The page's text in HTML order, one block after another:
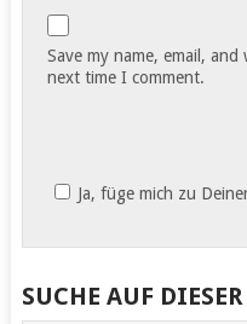
Save my name, email,
next time I comment.
Ja, füge mich zu
SUCHE AUF